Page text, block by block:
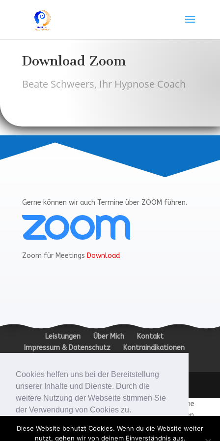
Cookies helfen uns bei der Bereitstellung
unserer Inhalte und Dienste. Durch die
weitere Nutzung der Webseite stimmen Sie
der Verwendung von Cookies zu.
Okay!
Download Zoom
Beate Schweers, Ihr Hypnose Coach
Gerne können wir auch Termine über ZOOM führen.
Zoom für Meetings Download
Leistungen Über Mich
Kontakt
Impressum & Datenschutz
Kontraindikationen
Designed by VAI DIGITALSTORE GMBH
Hypnose abnehmen Mobbing Eifersucht Burnout Symptome
Ressourcen stark sein Selbstbewusstsein stärken Vertrauen
rauchen aufhören Angst mündliche Prüfung Schlafprobleme
gesund abnehmen psychologische Beratung Tiefenentspannung
Diese Website benutzt Cookies. Wenn du die Website weiter
nutzt, gehen wir von deinem Einverständnis aus.